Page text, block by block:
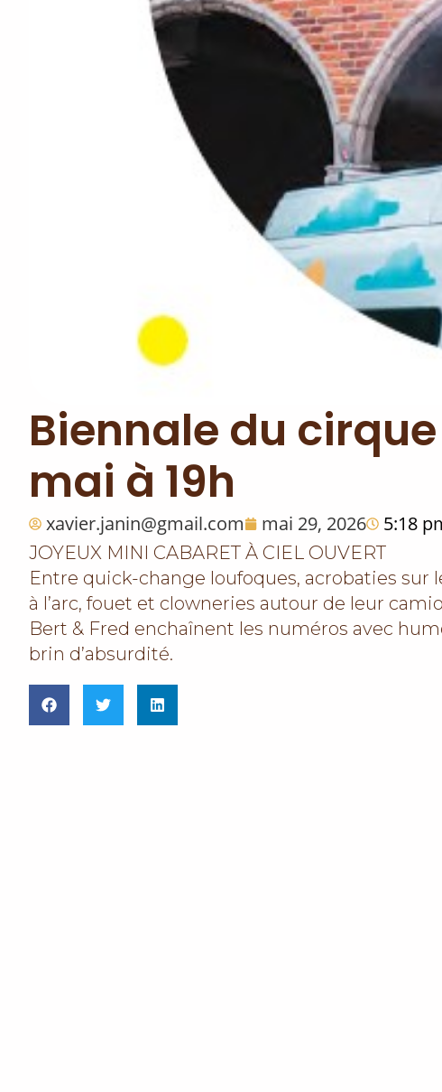
Biennale du
mai à 19h
xavier.janin@gmail.com mai 29, 2026 5:18
JOYEUX MINI CABARET À CIEL OUVERT
Entre quick-change loufoques, acrobaties sur
à l’arc, fouet et clowneries autour de leur
Bert & Fred enchaînent les numéros avec
brin d’absurdité.